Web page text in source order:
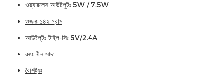
ওয়্যারলেস আউটপুটঃ 5W / 7.5W
ওজনঃ ১৪২ গ্রাম
আউটপুটঃ টাইপ-সিঃ 5V/2.4A
রঙঃ নীল সাদা
বৈশিষ্ট্যঃ